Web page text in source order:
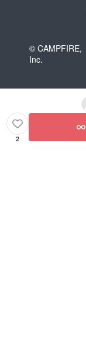
© CAMPFIRE,
Inc.
2